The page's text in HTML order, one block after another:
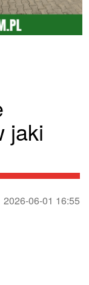
jaki
2026-06-01 16:55